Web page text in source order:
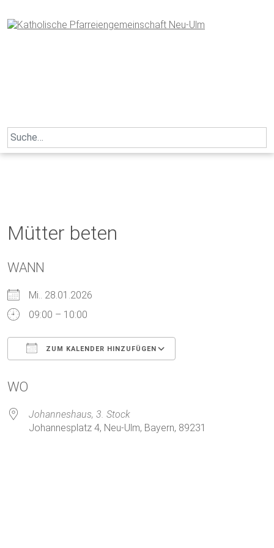
to
content
Search
for:
Mütter beten
WANN
Mi.. 28.01.2026
09:00 – 10:00
ZUM KALENDER HINZUFÜGEN
WO
Johanneshaus, 3. Stock
Johannesplatz 4, Neu-Ulm, Bayern, 89231